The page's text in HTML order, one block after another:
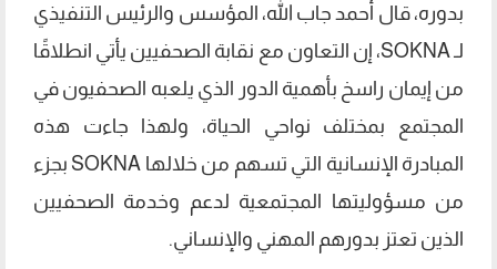
بدوره، قال أحمد جاب الله، المؤسس والرئيس التنفيذي
لـ SOKNA، إن التعاون مع نقابة الصحفيين يأتي انطلاقًا
من إيمان راسخ بأهمية الدور الذي يلعبه الصحفيون في
المجتمع بمختلف نواحي الحياة، ولهذا جاءت هذه
المبادرة الإنسانية التي تسهم من خلالها SOKNA بجزء
من مسؤوليتها المجتمعية لدعم وخدمة الصحفيين
الذين تعتز بدورهم المهني والإنساني.